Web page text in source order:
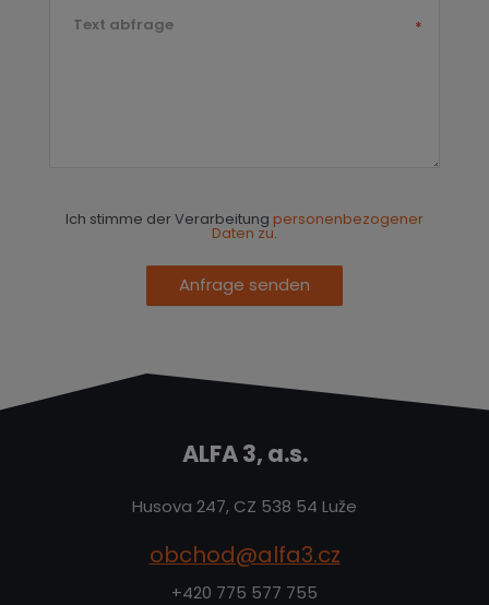
Text abfrage *
Anfrage senden
Ich stimme der Verarbeitung personenbezogener
Daten zu.
ALFA 3, a.s.
Husova 247, CZ 538 54 Luže
obchod@alfa3.cz
+420 775 577 755